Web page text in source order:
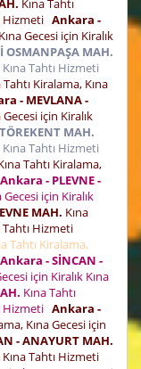
Hizmeti Ankara -
Gecesi için Kiralık
OSMANPAŞA MAH.
Tahtı Hizmeti
Tahtı Kiralama, Kına
- MEVLANA -
Gecesi için Kiralık
MAH.
Tahtı Hizmeti
Tahtı Kiralama,
Ankara - PLEVNE -
Gecesi için Kiralık
MAH. Kına
Tahtı Hizmeti
Tahtı Kiralama,
Ankara - SİNCAN -
için Kiralık Kına
Kına Tahtı
Hizmeti Ankara -
Kına Gecesi için
- ANAYURT MAH.
Kına Tahtı Hizmeti